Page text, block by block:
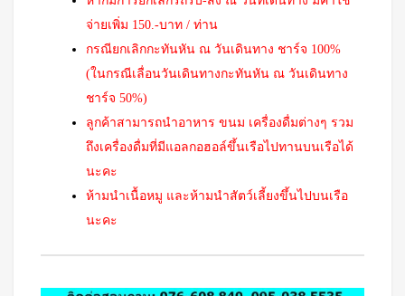
จ่ายเพิ่ม 150.-บาท / ท่าน
กรณียกเลิกกะทันหัน ณ วันเดินทาง ชาร์จ 100%
(ในกรณีเลื่อนวันเดินทางกะทันหัน ณ วันเดินทาง
ชาร์จ 50%)
ลูกค้าสามารถนำอาหาร ขนม เครื่องดื่มต่างๆ รวม
ถึงเครื่องดื่มที่มีแอลกอฮอล์ขึ้นเรือไปทานบนเรือได้
นะคะ
ห้ามนำเนื้อหมู และห้ามนำสัตว์เลี้ยงขึ้นไปบนเรือ
นะคะ